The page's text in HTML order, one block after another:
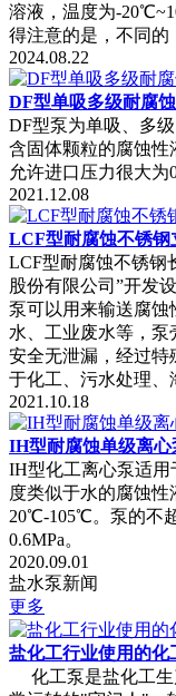
溶液，温度为-
得注意的是，不同的
2024.08.22
DF型单吸多级耐腐
DF型泵为单吸、多
含固体颗粒的腐蚀性
允许进口压力很大为
2021.12.08
LCF型耐腐蚀不锈钢
LCF型耐腐蚀不锈钢
股份有限公司”开发
泵可以用来输送腐蚀
水、工业废水等，泵
安全无泄漏，经过特
于化工、污水处理、
2021.10.18
IH型耐腐蚀单级离心
IH型化工离心泵适
度类似于水的腐蚀
20℃-105℃。泵的不
0.6MPa。
2020.09.01
盐水泵新闻
更多
盐化工行业使用的化
化工泵是盐化工生